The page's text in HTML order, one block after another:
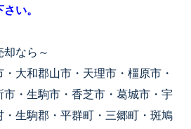
い。
却なら～
・大和郡山市・天理市・橿原市・
・生駒市・香芝市・葛城市・宇
・生駒郡・平群町・三郷町・斑鳩